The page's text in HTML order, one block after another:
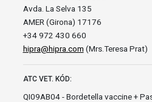
Avda. La Selva 135
AMER (Girona) 17176
+34 972 430 660
hipra@hipra.com (Mrs.Teresa Prat)
ATC VET. KÓD:
QI09AB04 - Bordetella vaccine +